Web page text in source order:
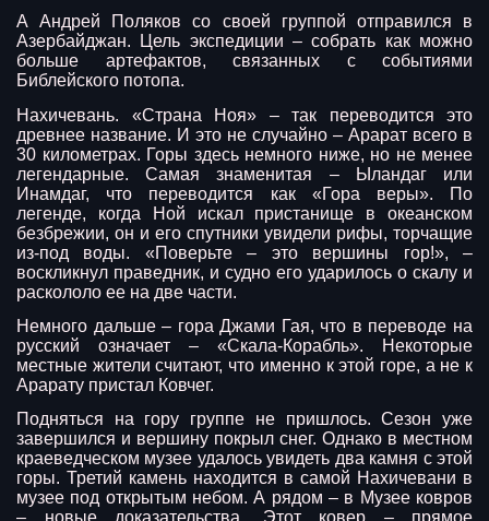
А Андрей Поляков со своей группой отправился в
Азербайджан. Цель экспедиции – собрать как можно
больше артефактов, связанных с событиями
Библейского потопа.
Нахичевань. «Страна Ноя» – так переводится это
древнее название. И это не случайно – Арарат всего в
30 километрах. Горы здесь немного ниже, но не менее
легендарные. Самая знаменитая – Ыландаг или
Инамдаг, что переводится как «Гора веры». По
легенде, когда Ной искал пристанище в океанском
безбрежии, он и его спутники увидели рифы, торчащие
из-под воды. «Поверьте – это вершины гор!», –
воскликнул праведник, и судно его ударилось о скалу и
раскололо ее на две части.
Немного дальше – гора Джами Гая, что в переводе на
русский означает – «Скала-Корабль». Некоторые
местные жители считают, что именно к этой горе, а не к
Арарату пристал Ковчег.
Подняться на гору группе не пришлось. Сезон уже
завершился и вершину покрыл снег. Однако в местном
краеведческом музее удалось увидеть два камня с этой
горы. Третий камень находится в самой Нахичевани в
музее под открытым небом. А рядом – в Музее ковров